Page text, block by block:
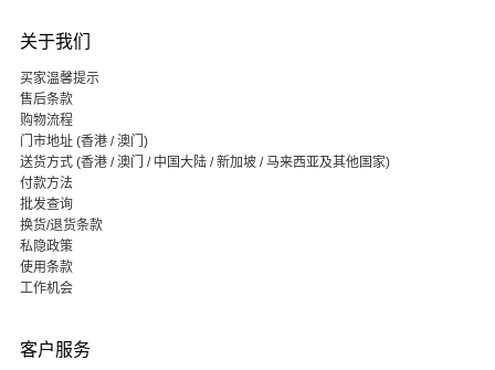
关于我们
买家温馨提示
售后条款
购物流程
门市地址 (香港 / 澳门)
送货方式 (香港 / 澳门 / 中国大陆 / 新加坡 / 马来西亚及其他国家)
付款方法
批发查询
换货/退货条款
私隐政策
使用条款
工作机会
客户服务